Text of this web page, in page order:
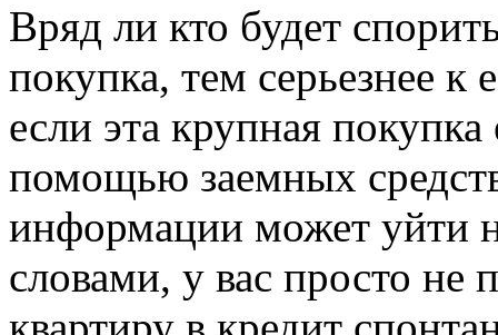
Вряд ли кто будет
покупка, тем серьезнее
если эта крупная
помощью заемных
информации может уйти
словами, у вас просто не